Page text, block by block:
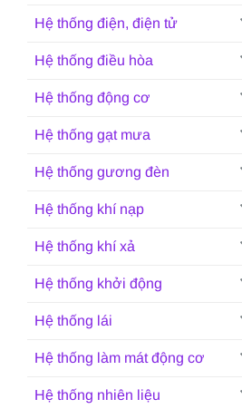
Hệ thống điện, điện tử
Hệ thống điều hòa
Hệ thống động cơ
Hệ thống gạt mưa
Hệ thống gương đèn
Hệ thống khí nạp
Hệ thống khí xả
Hệ thống khởi động
Hệ thống lái
Hệ thống làm mát động cơ
Hệ thống nhiên liệu